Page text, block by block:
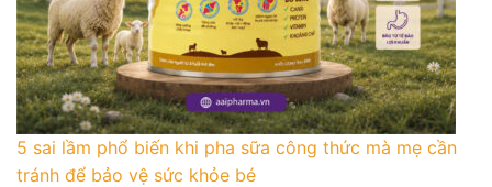
5 sai lầm phổ biến khi pha sữa công thức mà mẹ cần
tránh để bảo vệ sức khỏe bé